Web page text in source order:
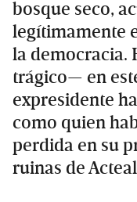
bosque seco,
legítimamente
la democracia.
trágico— en
expresidente
como quien
perdida en su
ruinas de